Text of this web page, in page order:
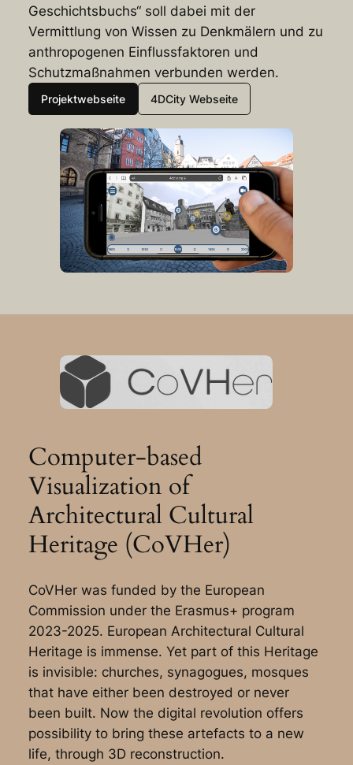
Geschichtsbuchs“ soll dabei mit der
Vermittlung von Wissen zu Denkmälern und zu
anthropogenen Einflussfaktoren und
Schutzmaßnahmen verbunden werden.
Projektwebseite 4DCity Webseite
Computer-based
Visualization of
Architectural Cultural
Heritage (CoVHer)
CoVHer was funded by the European
Commission under the Erasmus+ program
2023-2025. European Architectural Cultural
Heritage is immense. Yet part of this Heritage
is invisible: churches, synagogues, mosques
that have either been destroyed or never
been built. Now the digital revolution offers
possibility to bring these artefacts to a new
life, through 3D reconstruction.